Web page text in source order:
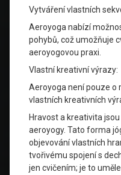
Vytváření vlastních
Aeroyoga nabízí
pohybů, což umožňuje
aeroyogovou praxi.
Vlastní kreativní výrazy:
Aeroyoga není pouze o
vlastních kreativních
Hravost a kreativita
aeroyogy. Tato forma
objevování vlastních
tvořivému spojení s
jen cvičením; je to